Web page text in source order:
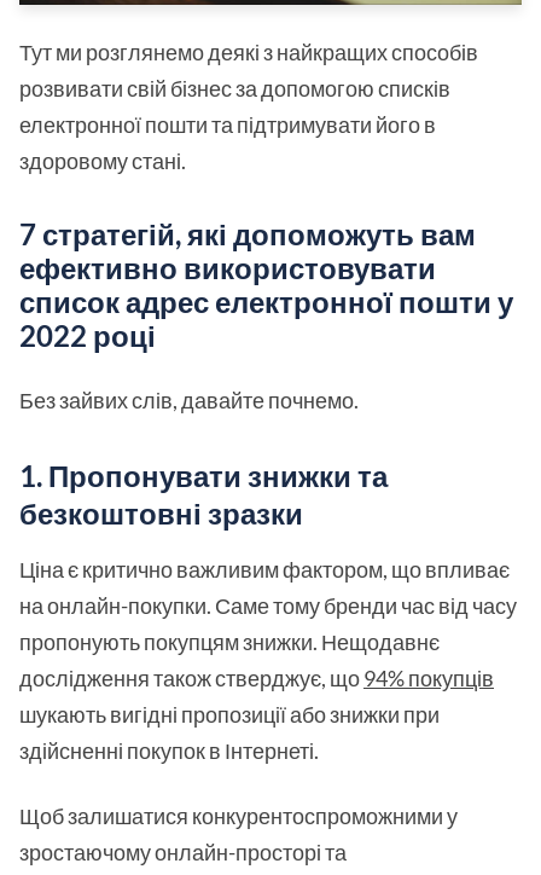
Тут ми розглянемо деякі з найкращих способів
розвивати свій бізнес за допомогою списків
електронної пошти та підтримувати його в
здоровому стані.
7 стратегій, які допоможуть вам
ефективно використовувати
список адрес електронної пошти у
2022 році
Без зайвих слів, давайте почнемо.
1. Пропонувати знижки та
безкоштовні зразки
Ціна є критично важливим фактором, що впливає
на онлайн-покупки. Саме тому бренди час від часу
пропонують покупцям знижки. Нещодавнє
дослідження також стверджує, що94% покупців
шукають вигідні пропозиції або знижки при
здійсненні покупок в Інтернеті.
Щоб залишатися конкурентоспроможними у
зростаючому онлайн-просторі та